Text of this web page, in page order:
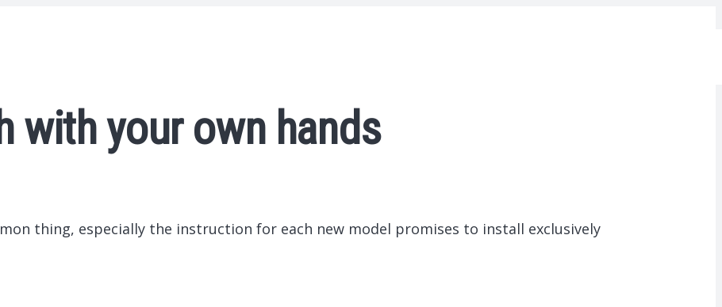
with your own hands
thing, especially the instruction for each new model promises to install exclusively